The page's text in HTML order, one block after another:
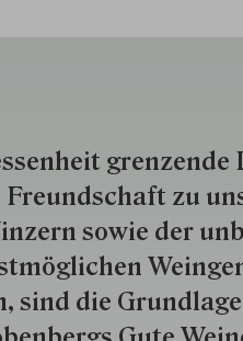
Freund­schaft zu
so­wie der
sind die